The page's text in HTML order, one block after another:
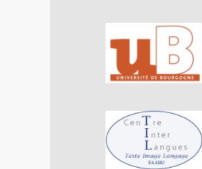
Affiliations/partenaires